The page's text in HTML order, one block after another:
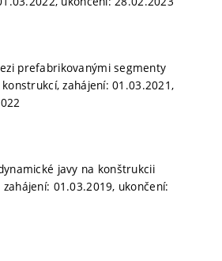
prefabrikovanými segmenty
zahájení: 01.03.2021,
javy na konštrukcii
01.03.2019, ukončení: